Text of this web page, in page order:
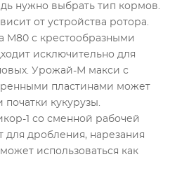
нужно выбрать тип кормов.
от устройства ротора.
М80 с крестообразными
исключительно для
Урожай-М макси с
пластинами может
початки кукурузы.
1 со сменной рабочей
для дробления, нарезания
использоваться как